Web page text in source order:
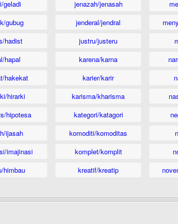
geladi
gubug
hadist
hapal
hakekat
hirarki
hipotesa
ijasah
imajinasi
himbau
jenazah/jenasah
jenderal/jendral
justru/justeru
karena/karna
karier/karir
karisma/kharisma
kategori/katagori
komoditi/komoditas
komplet/komplit
kreatif/kreatip